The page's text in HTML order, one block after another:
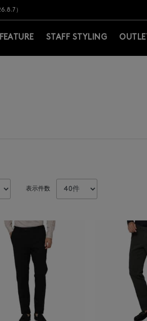
料！お買い物の際は会員登録を！
）
料！お買い物の際は会員登録を！
FEATURE STAFF STYLING OUTLET
表示件数